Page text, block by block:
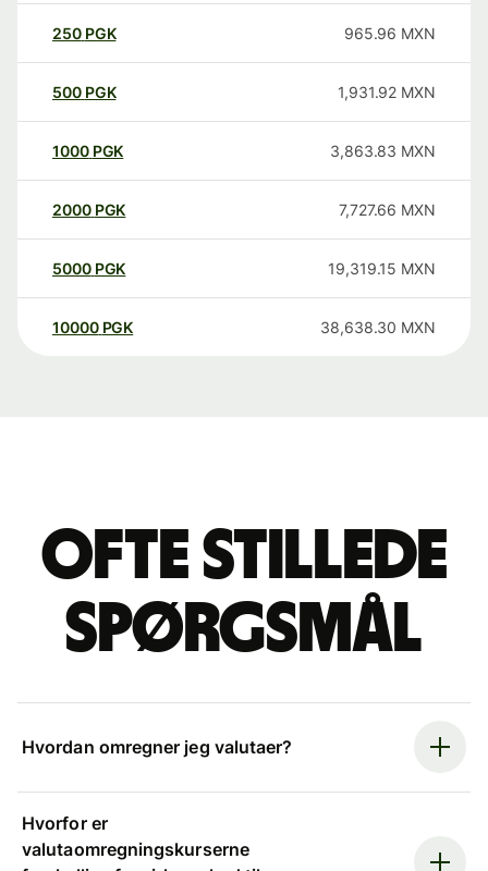
250 PGK 965.96 MXN
500 PGK 1,931.92 MXN
1000 PGK 3,863.83 MXN
2000 PGK 7,727.66 MXN
5000 PGK 19,319.15 MXN
10000 PGK 38,638.30 MXN
Ofte stillede
spørgsmål
Hvordan omregner jeg valutaer?
Hvorfor er
valutaomregningskurserne